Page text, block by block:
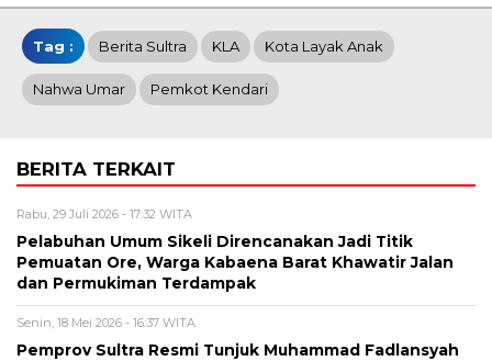
Tag : Berita Sultra KLA Kota Layak Anak
Nahwa Umar Pemkot Kendari
BERITA TERKAIT
Rabu, 29 Juli 2026 - 17:32 WITA
Pelabuhan Umum Sikeli Direncanakan Jadi Titik
Pemuatan Ore, Warga Kabaena Barat Khawatir Jalan
dan Permukiman Terdampak
Senin, 18 Mei 2026 - 16:37 WITA
Pemprov Sultra Resmi Tunjuk Muhammad Fadlansyah